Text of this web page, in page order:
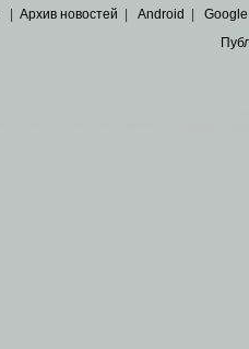
Архив новостей Android Google